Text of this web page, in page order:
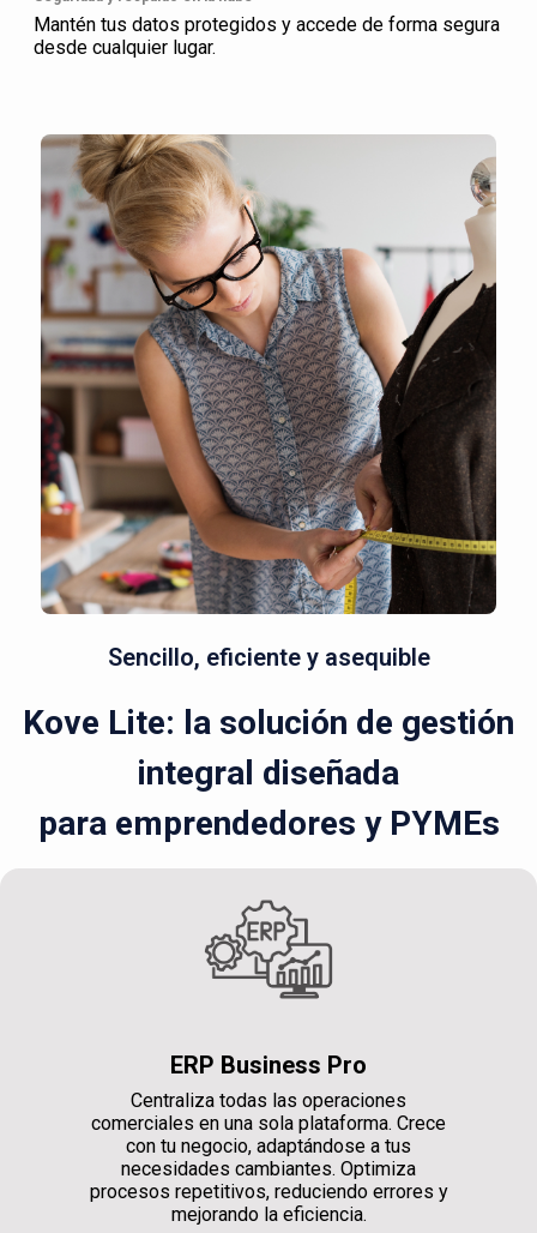
Mantén tus datos protegidos y accede de forma segura
desde cualquier lugar.
Sencillo, eficiente y asequible
Kove Lite: la solución de gestión
integral diseñada
para emprendedores y PYMEs
ERP Business Pro
Centraliza todas las operaciones
comerciales en una sola plataforma. Crece
con tu negocio, adaptándose a tus
necesidades cambiantes. Optimiza
procesos repetitivos, reduciendo errores y
mejorando la eficiencia.